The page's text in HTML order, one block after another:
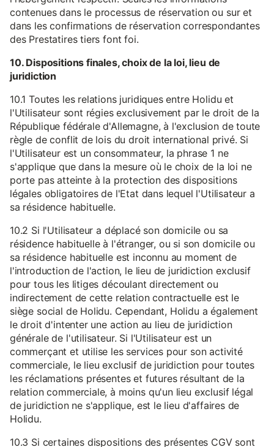
contenues dans le processus de réservation ou sur et
dans les confirmations de réservation correspondantes
des Prestatires tiers font foi.
10. Dispositions finales, choix de la loi, lieu de
juridiction
10.1 Toutes les relations juridiques entre Holidu et
l'Utilisateur sont régies exclusivement par le droit de la
République fédérale d'Allemagne, à l'exclusion de toute
règle de conflit de lois du droit international privé. Si
l'Utilisateur est un consommateur, la phrase 1 ne
s'applique que dans la mesure où le choix de la loi ne
porte pas atteinte à la protection des dispositions
légales obligatoires de l'Etat dans lequel l'Utilisateur a
sa résidence habituelle.
10.2 Si l'Utilisateur a déplacé son domicile ou sa
résidence habituelle à l'étranger, ou si son domicile ou
sa résidence habituelle est inconnu au moment de
l'introduction de l'action, le lieu de juridiction exclusif
pour tous les litiges découlant directement ou
indirectement de cette relation contractuelle est le
siège social de Holidu. Cependant, Holidu a également
le droit d'intenter une action au lieu de juridiction
générale de l'utilisateur. Si l'Utilisateur est un
commerçant et utilise les services pour son activité
commerciale, le lieu exclusif de juridiction pour toutes
les réclamations présentes et futures résultant de la
relation commerciale, à moins qu'un lieu exclusif légal
de juridiction ne s'applique, est le lieu d'affaires de
Holidu.
10.3 Si certaines dispositions des présentes CGV sont